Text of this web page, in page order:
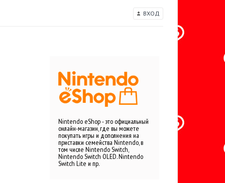
ВХОД
Nintendo eShop - это официальный
онлайн-магазин, где вы можете
покупать игры и дополнения на
приставки семейства Nintendo, в
том числе Nintendo Switch,
Nintendo Switch OLED. Nintendo
Switch Lite и пр.